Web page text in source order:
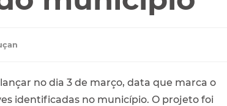
no dia 3 de março, data que marca o
identificadas no município. O projeto foi